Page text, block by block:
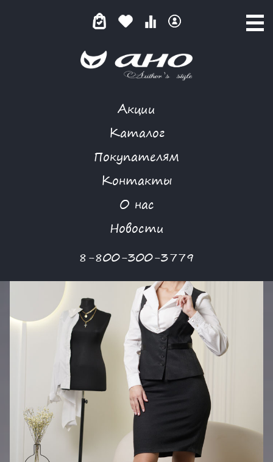
Акции
Каталог
Покупателям
Контакты
О нас
Новости
8-800-300-3779
БЛЕСК ЧЕРНЫЙ